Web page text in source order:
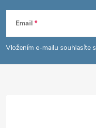
Z
á
p
Email
Vložením e-mailu souhlasíte s